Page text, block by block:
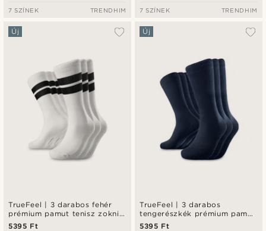
7 SZÍNEK TRENDHIM 7 SZÍNEK TRENDHIM
TrueFeel | 3 darabos fehér
prémium pamut tenisz zokni
fekete csíkos részlettel
Új
5395 Ft
TrueFeel | 3 darabos
tengerészkék prémium pamut
tenisz zokni szett
Új
5395 Ft